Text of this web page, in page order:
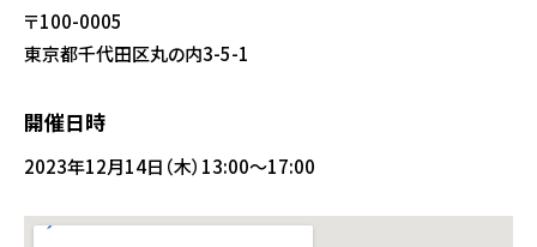
〒100-0005
東京都千代田区丸の内3-5-1
開催日時
2023年12月14日（木）13:00～17:00